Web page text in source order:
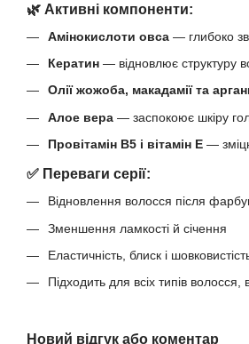
🌿 Активні компоненти:
Амінокислоти овса — глибоко
Кератин — відновлює структуру
Олії жожоба, макадамії та
Алое вера — заспокоює шкіру
Провітамін B5 і вітамін Е —
✅ Переваги серії:
Відновлення волосся після
Зменшення ламкості й січення
Еластичність, блиск і
Підходить для всіх типів
Новий відгук або коментар